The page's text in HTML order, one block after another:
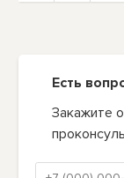
Есть
Закажите